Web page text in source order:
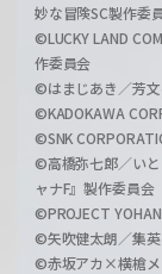
妙な冒険SC製作委
©LUCKY LAND
作委員会
©はまじあき／芳
©KADOKAWA
©SNK
©高橋弥七郎／い
ャナF』製作委員会
©PROJECT
©矢吹健太朗／集
©赤坂アカ×横槍メ